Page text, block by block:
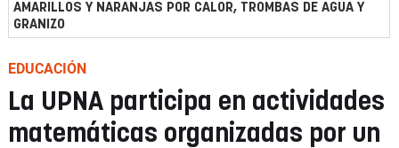
AMARILLOS Y NARANJAS POR CALOR, TROMBAS DE AGUA Y
GRANIZO
EDUCACIÓN
La UPNA participa en actividades
matemáticas organizadas por un